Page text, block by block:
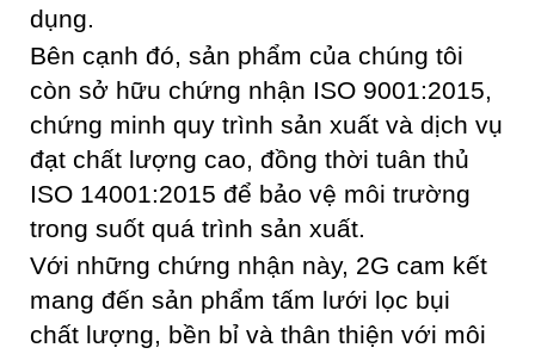
dụng.
Bên cạnh đó, sản phẩm của chúng tôi
còn sở hữu chứng nhận ISO 9001:2015,
chứng minh quy trình sản xuất và dịch vụ
đạt chất lượng cao, đồng thời tuân thủ
ISO 14001:2015 để bảo vệ môi trường
trong suốt quá trình sản xuất.
Với những chứng nhận này, 2G cam kết
mang đến sản phẩm tấm lưới lọc bụi
chất lượng, bền bỉ và thân thiện với môi